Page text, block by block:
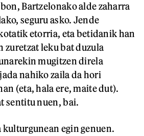
Bartzelonako alde zaharra
seguru asko. Jende
etorria, eta betidanik han
zuretzat leku bat duzula
mugitzen direla
nahiko zaila da hori
(eta, hala ere, maite dut).
sentitu nuen, bai.
egin genuen.